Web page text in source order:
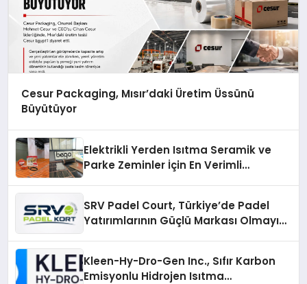
Cesur Packaging, Mısır’daki Üretim Üssünü
Büyütüyor
Elektrikli Yerden Isıtma Seramik ve
Parke Zeminler İçin En Verimli
SRV Padel Court, Türkiye’de Padel
Yatırımlarının Güçlü Markası Olmayı
Kleen-Hy-Dro-Gen Inc., Sıfır Karbon
Emisyonlu Hidrojen Isıtma